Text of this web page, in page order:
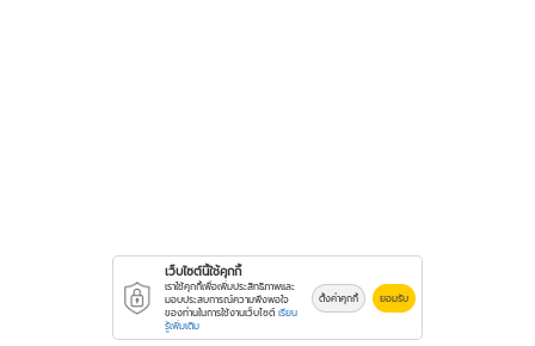
เว็บไซต์นี้ใช้คุกกี้
เราใช้คุกกี้เพื่อเพิ่มประสิทธิภาพและ
มอบประสบการณ์ความพึงพอใจ
ของท่านในการใช้งานเว็บไซต์ เรียน
รู้เพิ่มเติม
ตั้งค่าคุกกี้ ยอมรับ